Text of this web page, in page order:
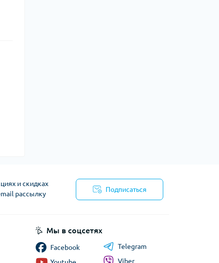
и скидках
рассылку
Подписаться
Мы в соцсетях
Facebook
Telegram
Viber